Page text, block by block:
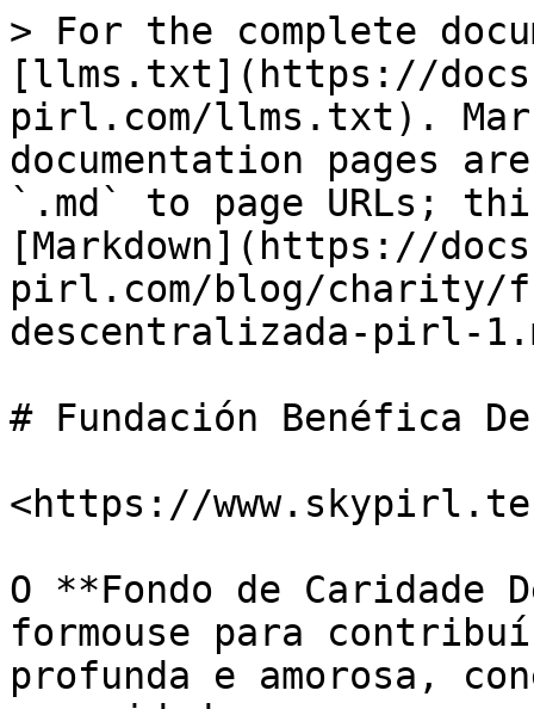
> For the complete
[llms.txt](https://
pirl.com/llms.txt).
documentation pages
`.md` to page URLs;
[Markdown](https://
pirl.com/blog/charity/
descentralizada-pirl-
# Fundación Benéfica
​<https://
O **Fondo de
formouse para
profunda e amorosa,